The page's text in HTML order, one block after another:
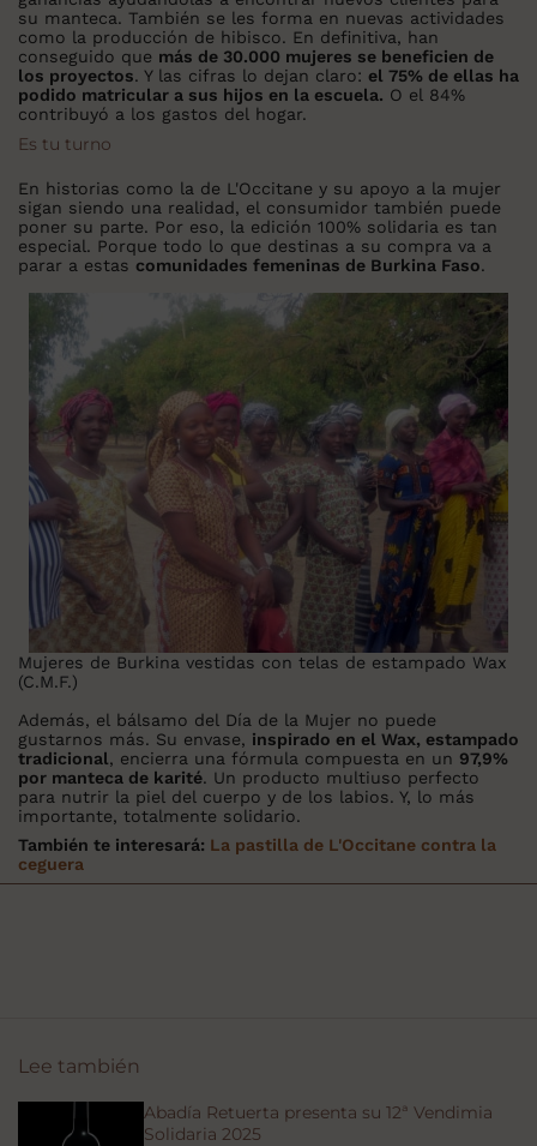
su manteca. También se les forma en nuevas actividades
como la producción de hibisco. En definitiva, han
conseguido que más de 30.000 mujeres se beneficien de
los proyectos. Y las cifras lo dejan claro: el 75% de ellas ha
podido matricular a sus hijos en la escuela. O el 84%
contribuyó a los gastos del hogar.
Es tu turno
En historias como la de L'Occitane y su apoyo a la mujer
sigan siendo una realidad, el consumidor también puede
poner su parte. Por eso, la edición 100% solidaria es tan
especial. Porque todo lo que destinas a su compra va a
parar a estas comunidades femeninas de Burkina Faso.
Mujeres de Burkina vestidas con telas de estampado Wax
(C.M.F.)
Además, el bálsamo del Día de la Mujer no puede
gustarnos más. Su envase, inspirado en el Wax, estampado
tradicional, encierra una fórmula compuesta en un 97,9%
por manteca de karité. Un producto multiuso perfecto
para nutrir la piel del cuerpo y de los labios. Y, lo más
importante, totalmente solidario.
También te interesará: La pastilla de L'Occitane contra la
ceguera
Lee también
Abadía Retuerta presenta su 12ª Vendimia
Solidaria 2025